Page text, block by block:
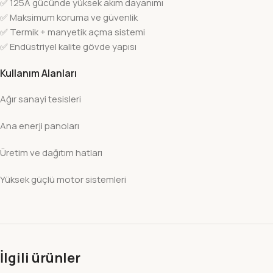
✅ 125A gücünde yüksek akım dayanımı
✅ Maksimum koruma ve güvenlik
✅ Termik + manyetik açma sistemi
✅ Endüstriyel kalite gövde yapısı
Kullanım Alanları
Ağır sanayi tesisleri
Ana enerji panoları
Üretim ve dağıtım hatları
Yüksek güçlü motor sistemleri
İlgili ürünler
-22%